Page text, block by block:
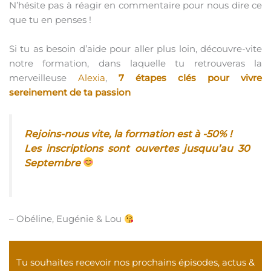
N’hésite pas à réagir en commentaire pour nous dire ce
que tu en penses !
Si tu as besoin d’aide pour aller plus loin, découvre-vite
notre formation, dans laquelle tu retrouveras la
merveilleuse Alexia, 7 étapes clés pour vivre
sereinement de ta passion
Rejoins-nous vite, la formation est à -50% !
Les inscriptions sont ouvertes jusquu’au 30
Septembre
– Obéline, Eugénie & Lou
Tu souhaites recevoir nos prochains épisodes, actus &